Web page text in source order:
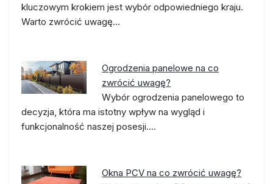
kluczowym krokiem jest wybór odpowiedniego kraju.
Warto zwrócić uwagę…
Ogrodzenia panelowe na co
zwrócić uwagę?
Wybór ogrodzenia panelowego to
decyzja, która ma istotny wpływ na wygląd i
funkcjonalność naszej posesji.…
Okna PCV na co zwrócić uwagę?